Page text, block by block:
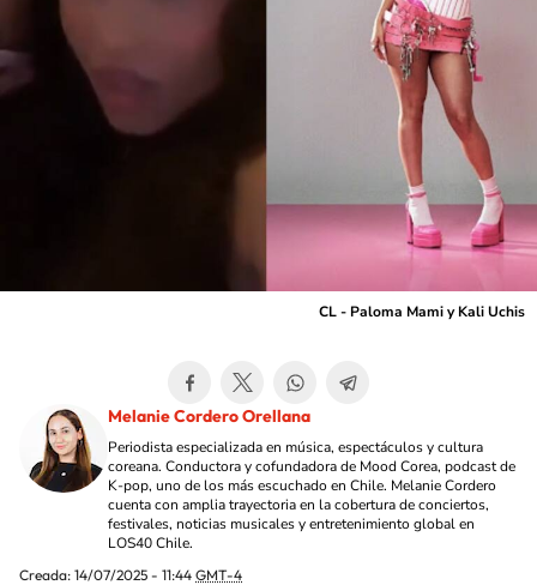
CL - Paloma Mami y Kali Uchis
Melanie Cordero Orellana
Periodista especializada en música, espectáculos y cultura
coreana. Conductora y cofundadora de Mood Corea, podcast de
K-pop, uno de los más escuchado en Chile. Melanie Cordero
cuenta con amplia trayectoria en la cobertura de conciertos,
festivales, noticias musicales y entretenimiento global en
LOS40 Chile.
Creada: 14/07/2025 - 11:44 GMT-4